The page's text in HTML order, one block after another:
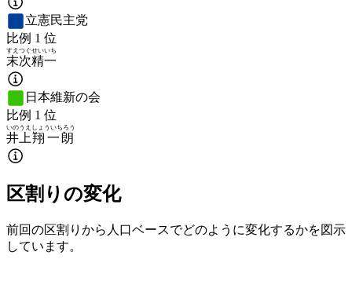
立憲民主党
比例 1 位
末次
すえつぐ
精一
せいいち
日本維新の会
比例 1 位
井上
いのうえ
翔一朗
しょういちろう
区割りの変化
前回の区割りから人口ベースでどのように変化するかを図示
しています。